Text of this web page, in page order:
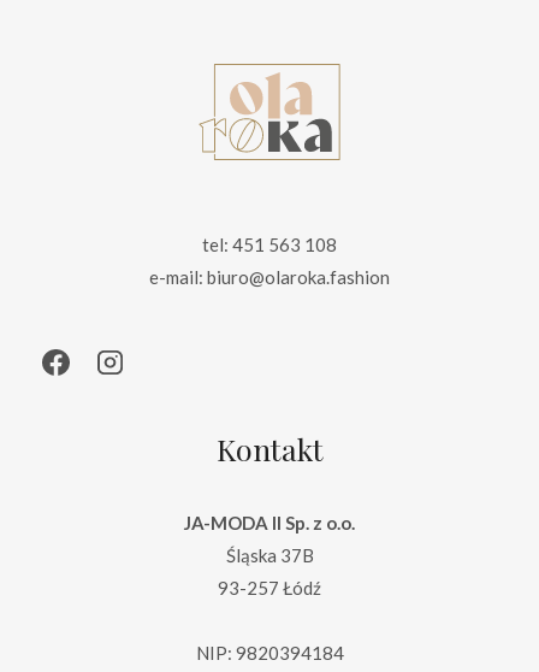
tel: 451 563 108
e-mail: biuro@olaroka.fashion
Kontakt
JA-MODA II Sp. z o.o.
Śląska 37B
93-257 Łódź
NIP: 9820394184